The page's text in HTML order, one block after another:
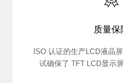
质量保
ISO 认证的生产LCD液晶
试确保了 TFT LCD显示